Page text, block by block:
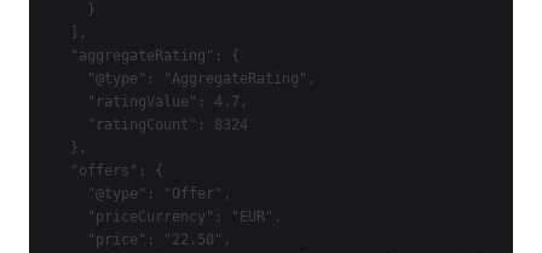
    }
  ],
  "aggregateRating": {
    "@type": "AggregateRating",
    "ratingValue": 4.7,
    "ratingCount": 8324
  },
  "offers": {
    "@type": "Offer",
    "priceCurrency": "EUR",
    "price": "22.50",